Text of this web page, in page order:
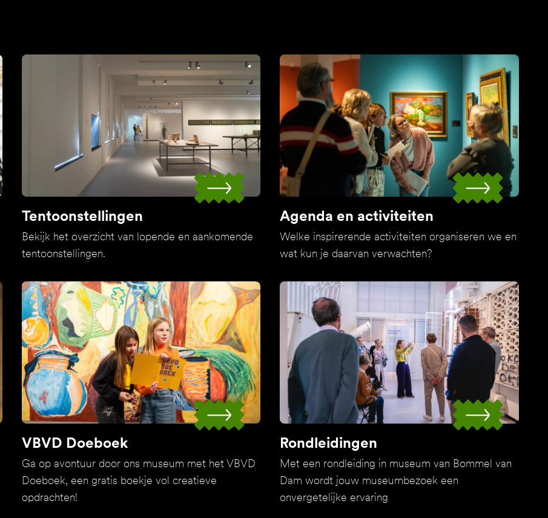
Tentoonstellingen
Bekijk het overzicht van lopende en aankomende
tentoonstellingen.
Agenda en activiteiten
Welke inspirerende activiteiten organiseren we en
wat kun je daarvan verwachten?
VBVD Doeboek
Ga op avontuur door ons museum met het VBVD
Doeboek, een gratis boekje vol creatieve
opdrachten!
Rondleidingen
Met een rondleiding in museum van Bommel van
Dam wordt jouw museumbezoek een
onvergetelijke ervaring